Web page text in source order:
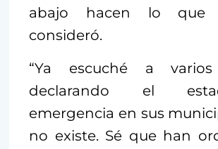
abajo hacen lo que
consideró.
“Ya escuché a varios
declarando el
emergencia en sus
no existe. Sé que han